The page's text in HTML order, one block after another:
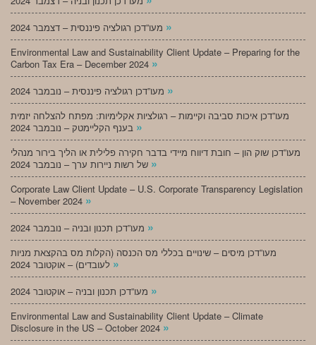
»
Environmental Law and Sustainability Client Update – Preparing for the
Carbon Tax Era – December 2024 »
»
מעו”דכן איכות סביבה וקיימות – רגולציות אקלימיות: מפתח להצלחה יזמית
»
מעו”דכן שוק הון – חובת דיווח מיידי בדבר חקירה פלילית או הליך בירור מנהלי
»
Corporate Law Client Update – U.S. Corporate Transparency Legislation
– November 2024 »
»
מעו”דכן מיסים – שינויים בכללי מס הכנסה (הקלות מס בהקצאת מניות
»
»
Environmental Law and Sustainability Client Update – Climate
Disclosure in the US – October 2024 »